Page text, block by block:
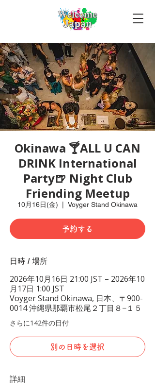
Okinawa 🍸ALL U CAN
DRINK International
Party🍺 Night Club
Friending Meetup
10月16日(金) Voyger Stand Okinawa
予約する
日時 / 場所
2026年10月16日 21:00 JST – 2026年10
月17日 1:00 JST
Voyger Stand Okinawa, 日本、〒900-
0014 沖縄県那覇市松尾２丁目８−１５
さらに142件の日付
別の日時を選択
詳細